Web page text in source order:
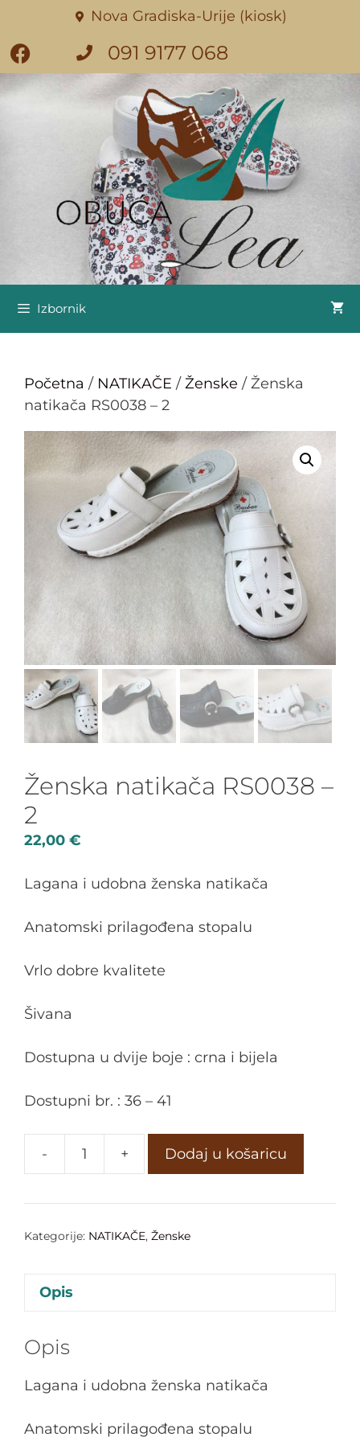
Nova Gradiska-Urije (kiosk)
091 9177 068
Izbornik
Početna / NATIKAČE / Ženske / Ženska
natikača RS0038 – 2
Ženska natikača RS0038 –
2
22,00 €
Lagana i udobna ženska natikača
Anatomski prilagođena stopalu
Vrlo dobre kvalitete
Šivana
Dostupna u dvije boje : crna i bijela
Dostupni br. : 36 – 41
- + Dodaj u košaricu
Kategorije: NATIKAČE, Ženske
Opis
Opis
Lagana i udobna ženska natikača
Anatomski prilagođena stopalu